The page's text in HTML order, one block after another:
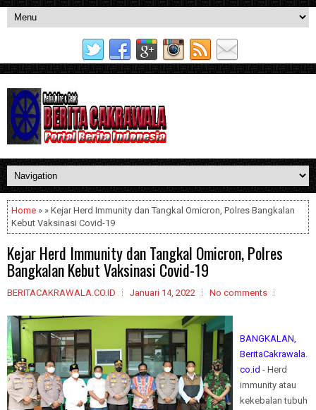
Home » » Kejar Herd Immunity dan Tangkal Omicron, Polres Bangkalan
Kebut Vaksinasi Covid-19
Kejar Herd Immunity dan Tangkal Omicron, Polres
Bangkalan Kebut Vaksinasi Covid-19
BERITACAKRAWALA.CO.ID Januari 14, 2022 No comments
BANGKALAN,
BeritaCakrawala.
co.id - Herd
immunity atau
kekebalan tubuh